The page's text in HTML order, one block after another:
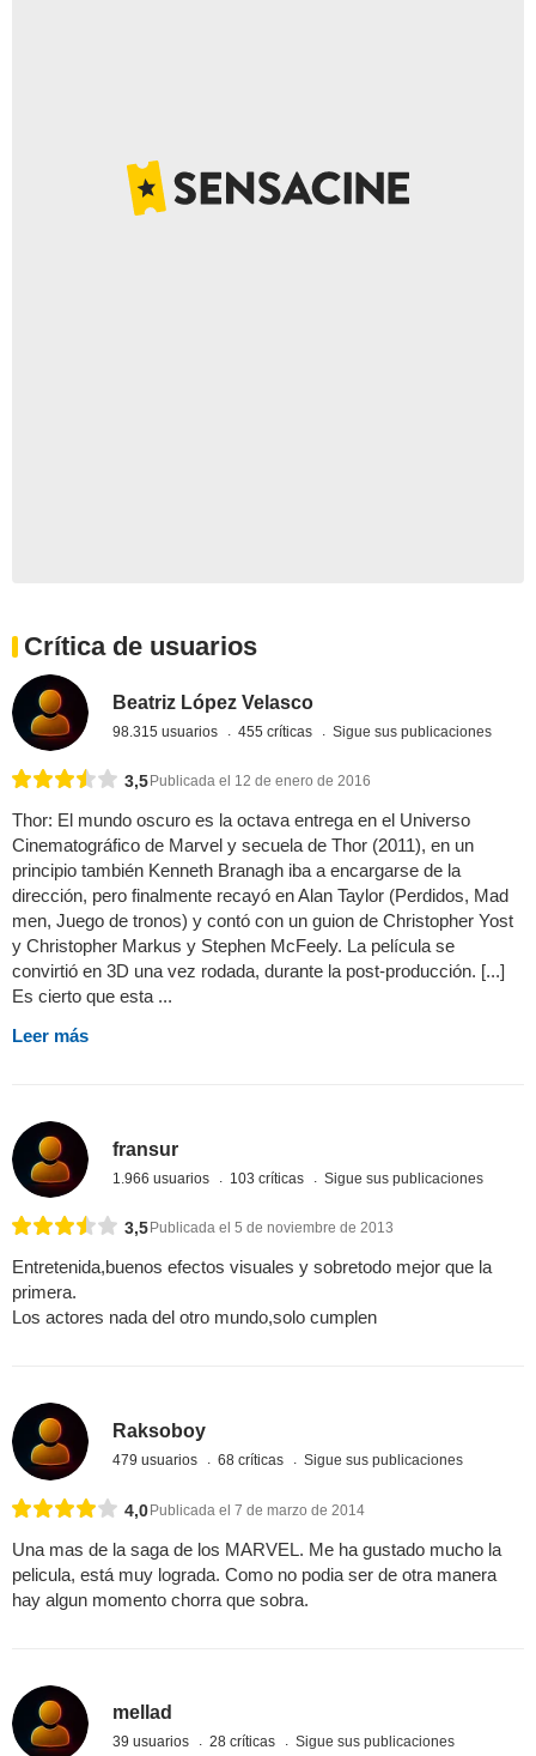
Crítica de usuarios
Beatriz López Velasco
98.315 usuarios 455 críticas Sigue sus publicaciones
3,5 Publicada el 12 de enero de 2016
Thor: El mundo oscuro es la octava entrega en el Universo
Cinematográfico de Marvel y secuela de Thor (2011), en un
principio también Kenneth Branagh iba a encargarse de la
dirección, pero finalmente recayó en Alan Taylor (Perdidos, Mad
men, Juego de tronos) y contó con un guion de Christopher Yost
y Christopher Markus y Stephen McFeely. La película se
convirtió en 3D una vez rodada, durante la post-producción. [...]
Es cierto que esta ...
Leer más
fransur
1.966 usuarios 103 críticas Sigue sus publicaciones
3,5 Publicada el 5 de noviembre de 2013
Entretenida,buenos efectos visuales y sobretodo mejor que la
primera.
Los actores nada del otro mundo,solo cumplen
Raksoboy
479 usuarios 68 críticas Sigue sus publicaciones
4,0Publicada el 7 de marzo de 2014
Una mas de la saga de los MARVEL. Me ha gustado mucho la
pelicula, está muy lograda. Como no podia ser de otra manera
hay algun momento chorra que sobra.
mellad
39 usuarios 28 críticas Sigue sus publicaciones